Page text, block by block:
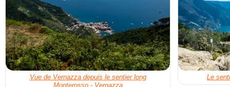
Vue de Vernazza depuis le sentier long
Monterosso - Vernazza
Le